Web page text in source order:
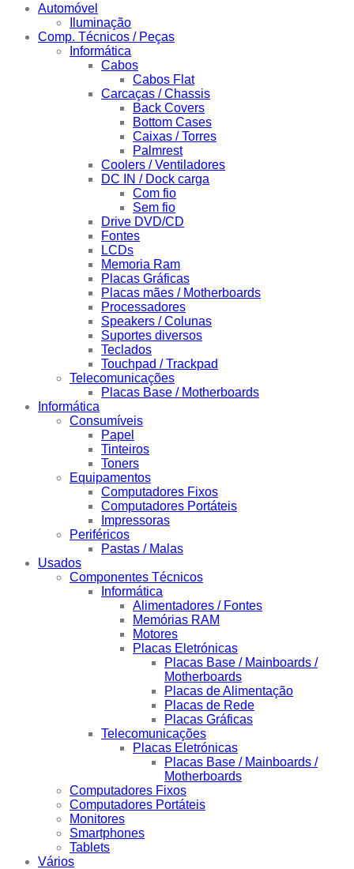
Automóvel
Iluminação
Comp. Técnicos / Peças
Informática
Cabos
Cabos Flat
Carcaças / Chassis
Back Covers
Bottom Cases
Caixas / Torres
Palmrest
Coolers / Ventiladores
DC IN / Dock carga
Com fio
Sem fio
Drive DVD/CD
Fontes
LCDs
Memoria Ram
Placas Gráficas
Placas mães / Motherboards
Processadores
Speakers / Colunas
Suportes diversos
Teclados
Touchpad / Trackpad
Telecomunicações
Placas Base / Motherboards
Informática
Consumíveis
Papel
Tinteiros
Toners
Equipamentos
Computadores Fixos
Computadores Portáteis
Impressoras
Periféricos
Pastas / Malas
Usados
Componentes Técnicos
Informática
Alimentadores / Fontes
Memórias RAM
Motores
Placas Eletrónicas
Placas Base / Mainboards /
Motherboards
Placas de Alimentação
Placas de Rede
Placas Gráficas
Telecomunicações
Placas Eletrónicas
Placas Base / Mainboards /
Motherboards
Computadores Fixos
Computadores Portáteis
Monitores
Smartphones
Tablets
Vários